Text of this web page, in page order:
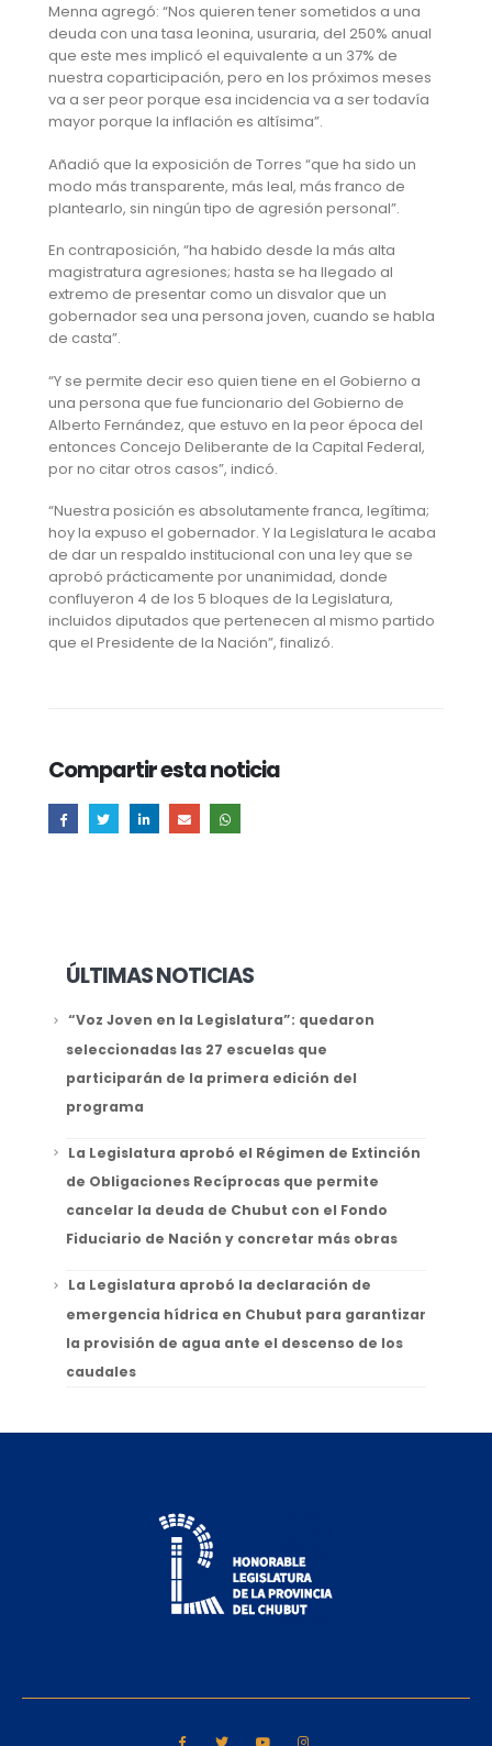
Menna agregó: “Nos quieren tener sometidos a una
deuda con una tasa leonina, usuraria, del 250% anual
que este mes implicó el equivalente a un 37% de
nuestra coparticipación, pero en los próximos meses
va a ser peor porque esa incidencia va a ser todavía
mayor porque la inflación es altísima”.
Añadió que la exposición de Torres “que ha sido un
modo más transparente, más leal, más franco de
plantearlo, sin ningún tipo de agresión personal”.
En contraposición, “ha habido desde la más alta
magistratura agresiones; hasta se ha llegado al
extremo de presentar como un disvalor que un
gobernador sea una persona joven, cuando se habla
de casta”.
“Y se permite decir eso quien tiene en el Gobierno a
una persona que fue funcionario del Gobierno de
Alberto Fernández, que estuvo en la peor época del
entonces Concejo Deliberante de la Capital Federal,
por no citar otros casos”, indicó.
“Nuestra posición es absolutamente franca, legítima;
hoy la expuso el gobernador. Y la Legislatura le acaba
de dar un respaldo institucional con una ley que se
aprobó prácticamente por unanimidad, donde
confluyeron 4 de los 5 bloques de la Legislatura,
incluidos diputados que pertenecen al mismo partido
que el Presidente de la Nación”, finalizó.
Compartir esta noticia
ÚLTIMAS NOTICIAS
“Voz Joven en la Legislatura”: quedaron
seleccionadas las 27 escuelas que
participarán de la primera edición del
programa
La Legislatura aprobó el Régimen de Extinción
de Obligaciones Recíprocas que permite
cancelar la deuda de Chubut con el Fondo
Fiduciario de Nación y concretar más obras
La Legislatura aprobó la declaración de
emergencia hídrica en Chubut para garantizar
la provisión de agua ante el descenso de los
caudales